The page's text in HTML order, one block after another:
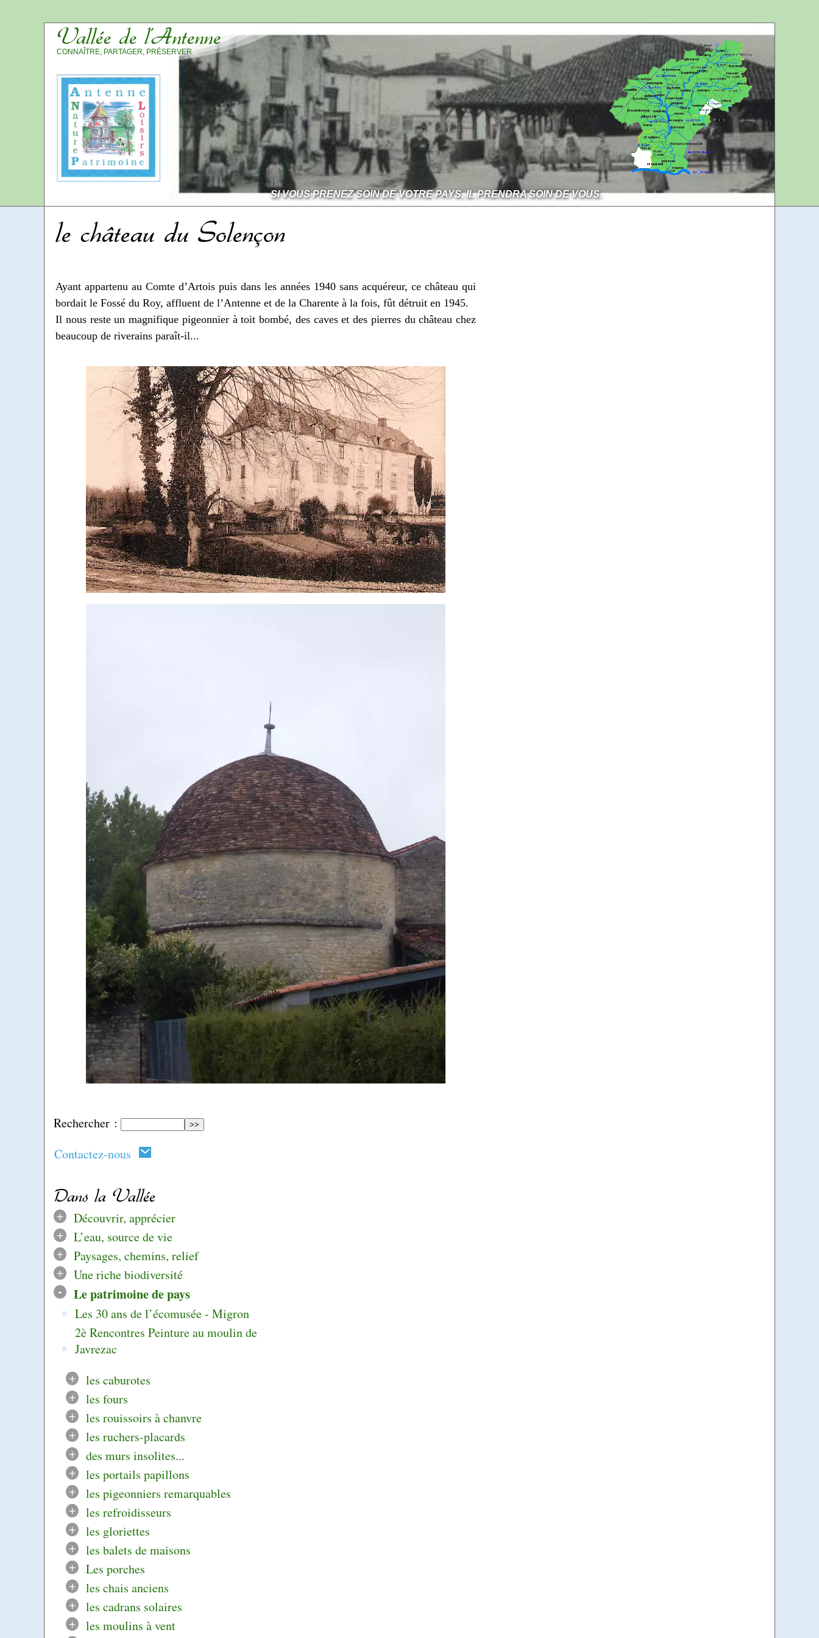
Vallée de l’Antenne
CONNAÎTRE, PARTAGER, PRÉSERVER
SI VOUS PRENEZ SOIN DE VOTRE PAYS, IL PRENDRA SOIN DE VOUS.
Rechercher :
Contactez-nous
Dans la Vallée
+
Découvrir, apprécier
+
L’eau, source de vie
+
Paysages, chemins, relief
+
Une riche biodiversité
- Le patrimoine de pays
Les 30 ans de l’écomusée - Migron
2è Rencontres Peinture au moulin de
Javrezac
+
les caburotes
+
les fours
+
les rouissoirs à chanvre
+
les ruchers-placards
+
des murs insolites...
+
les portails papillons
+
les pigeonniers remarquables
+
les refroidisseurs
+
les gloriettes
+
les balets de maisons
+
Les porches
+
les chais anciens
+
les cadrans solaires
+
les moulins à vent
le château du Solençon
Ayant appartenu au Comte d’Artois puis dans les années 1940 sans acquéreur, ce château qui
bordait le Fossé du Roy, affluent de l’Antenne et de la Charente à la fois, fût détruit en 1945.
Il nous reste un magnifique pigeonnier à toit bombé, des caves et des pierres du château chez
beaucoup de riverains paraît-il...